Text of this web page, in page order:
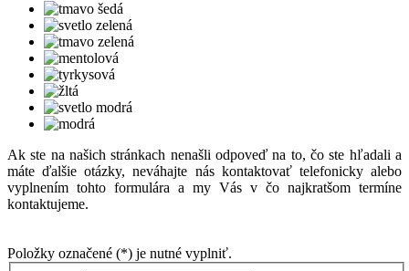
Ak ste na našich stránkach nenašli odpoveď na to, čo ste hľadali a
máte ďalšie otázky, neváhajte nás kontaktovať telefonicky alebo
vyplnením tohto formulára a my Vás v čo najkratšom termíne
kontaktujeme.
Položky označené (*) je nutné vyplniť.